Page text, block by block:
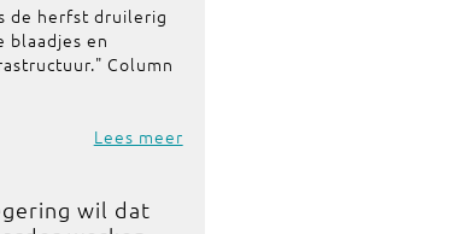
de herfst druilerig
blaadjes en
Column
Lees meer
wil dat